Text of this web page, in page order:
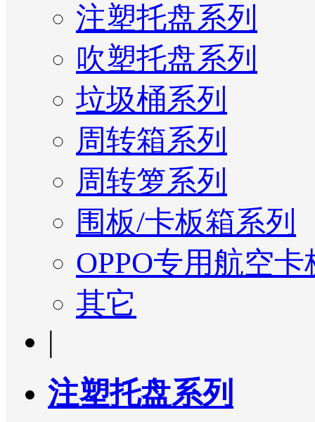
注塑托盘系列
吹塑托盘系列
垃圾桶系列
周转箱系列
周转箩系列
围板/卡板箱系列
OPPO专用航空卡
其它
|
注塑托盘系列